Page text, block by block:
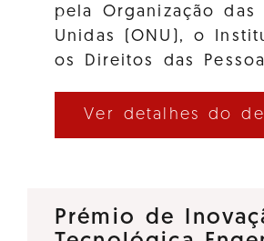
pela Organização das
Unidas (ONU), o
os Direitos das
Ver detalhes do
Prémio de